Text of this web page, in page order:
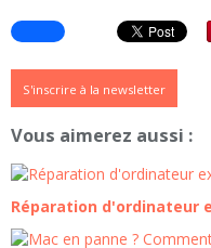
S'inscrire à la newsletter
Vous aimerez aussi :
Réparation d'ordinateur